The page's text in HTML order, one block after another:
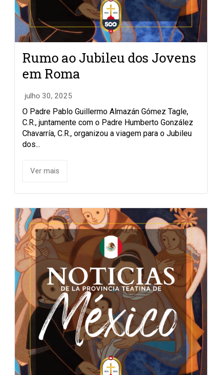
Rumo ao Jubileu dos Jovens
em Roma
julho 30, 2025
O Padre Pablo Guillermo Almazán Gómez Tagle,
C.R., juntamente com o Padre Humberto González
Chavarría, C.R., organizou a viagem para o Jubileu
dos...
Ver mais